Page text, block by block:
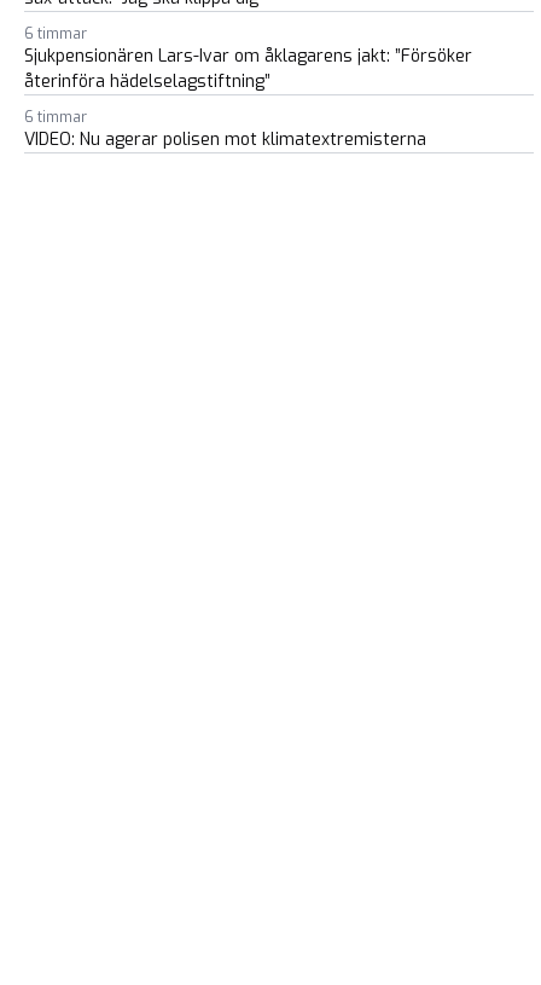
6 timmar
Sjukpensionären Lars-Ivar om åklagarens jakt: ”Försöker
återinföra hädelselagstiftning”
6 timmar
VIDEO: Nu agerar polisen mot klimatextremisterna